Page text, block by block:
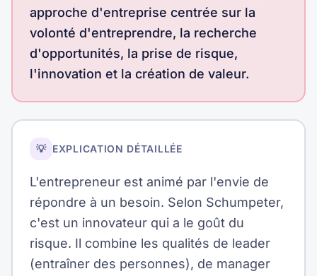
approche d'entreprise centrée sur la
volonté d'entreprendre, la recherche
d'opportunités, la prise de risque,
l'innovation et la création de valeur.
💡 EXPLICATION DÉTAILLÉE
L'entrepreneur est animé par l'envie de
répondre à un besoin. Selon Schumpeter,
c'est un innovateur qui a le goût du
risque. Il combine les qualités de leader
(entraîner des personnes), de manager